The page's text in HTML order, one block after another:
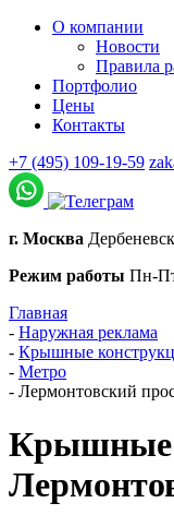
О компании
Новости
Правила
Портфолио
Цены
Контакты
+7 (495) 109-19-59
г. Москва
Режим работы Пн-
Главная
- Наружная реклама
- Крышные
- Метро
- Лермонтовский
Крышные